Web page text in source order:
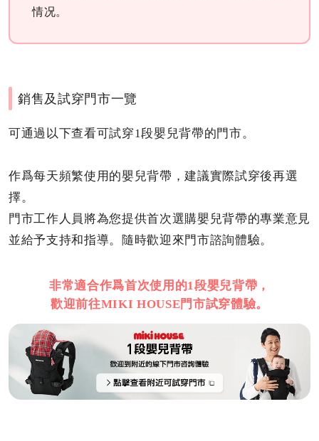
情况。
銷售及試穿門市一覽
可通過以下查看可試穿1段嬰兒背帶的門市。
作爲每天頻繁使用的嬰兒背帶，建議實際試穿後再選
擇。
門市工作人員將為您提供首次選購嬰兒背帶的專業意見
並給予支持和指導。隨時歡迎來門市諮詢體驗。
非常適合作爲首次使用的1段嬰兒背帶，
歡迎前往MIKI HOUSE門市試穿體驗。